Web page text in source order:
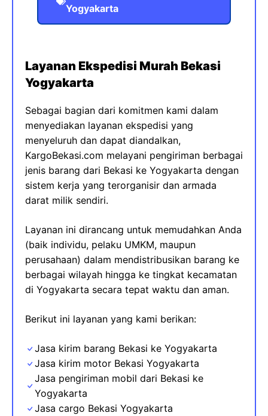
Yogyakarta
Layanan Ekspedisi Murah Bekasi
Yogyakarta
Sebagai bagian dari komitmen kami dalam
menyediakan layanan ekspedisi yang
menyeluruh dan dapat diandalkan,
KargoBekasi.com melayani pengiriman berbagai
jenis barang dari Bekasi ke Yogyakarta dengan
sistem kerja yang terorganisir dan armada
darat milik sendiri.
Layanan ini dirancang untuk memudahkan Anda
(baik individu, pelaku UMKM, maupun
perusahaan) dalam mendistribusikan barang ke
berbagai wilayah hingga ke tingkat kecamatan
di Yogyakarta secara tepat waktu dan aman.
Berikut ini layanan yang kami berikan:
Jasa kirim barang Bekasi ke Yogyakarta
Jasa kirim motor Bekasi Yogyakarta
Jasa pengiriman mobil dari Bekasi ke
Yogyakarta
Jasa cargo Bekasi Yogyakarta